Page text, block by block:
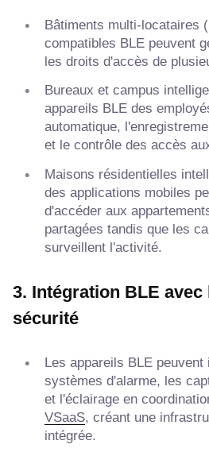
Bâtiments multi-locataires
compatibles BLE peuvent
les droits d'accès de
Bureaux et campus
appareils BLE des
automatique,
et le contrôle des accès
Maisons résidentielles
des applications mobiles
d'accéder aux
partagées tandis que les
surveillent l'activité.
3. Intégration BLE
sécurité
Les appareils BLE
systèmes d'alarme, les
et l'éclairage en
VSaaS, créant une
intégrée.